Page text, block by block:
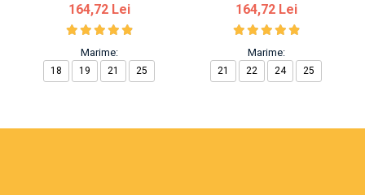
164,72 Lei
Marime:
18 19 21 25
164,72 Lei
Marime:
21 22 24 25